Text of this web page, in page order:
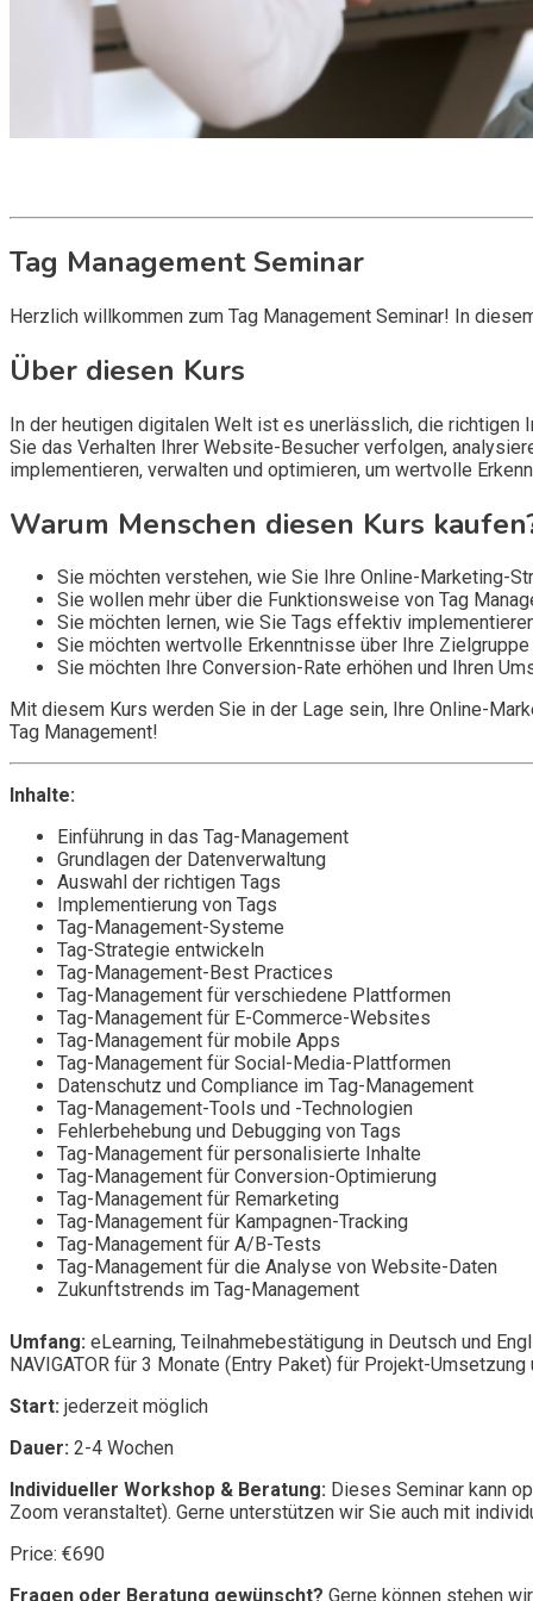
Tag Management Seminar
Herzlich willkommen zum Tag Management Seminar! In
Über diesen Kurs
In der heutigen digitalen Welt ist es unerlässlich, die richtigen
Sie das Verhalten Ihrer Website-Besucher verfolgen,
implementieren, verwalten und optimieren, um wertvolle
Warum Menschen diesen Kurs
Sie möchten verstehen, wie Sie Ihre Online-Marketing-
Sie wollen mehr über die Funktionsweise von Tag
Sie möchten lernen, wie Sie Tags effektiv
Sie möchten wertvolle Erkenntnisse über Ihre
Sie möchten Ihre Conversion-Rate erhöhen und Ihren
Mit diesem Kurs werden Sie in der Lage sein, Ihre Online-
Tag Management!
Inhalte:
Einführung in das Tag-Management
Grundlagen der Datenverwaltung
Auswahl der richtigen Tags
Implementierung von Tags
Tag-Management-Systeme
Tag-Strategie entwickeln
Tag-Management-Best Practices
Tag-Management für verschiedene Plattformen
Tag-Management für E-Commerce-Websites
Tag-Management für mobile Apps
Tag-Management für Social-Media-Plattformen
Datenschutz und Compliance im Tag-Management
Tag-Management-Tools und -Technologien
Fehlerbehebung und Debugging von Tags
Tag-Management für personalisierte Inhalte
Tag-Management für Conversion-Optimierung
Tag-Management für Remarketing
Tag-Management für Kampagnen-Tracking
Tag-Management für A/B-Tests
Tag-Management für die Analyse von Website-Daten
Zukunftstrends im Tag-Management
Umfang: eLearning, Teilnahmebestätigung in Deutsch und
NAVIGATOR für 3 Monate (Entry Paket) für Projekt-
Start: jederzeit möglich
Dauer: 2-4 Wochen
Individueller Workshop & Beratung: Dieses Seminar kann
Zoom veranstaltet). Gerne unterstützen wir Sie auch mit
Price: €690
Fragen oder Beratung gewünscht? Gerne können stehen